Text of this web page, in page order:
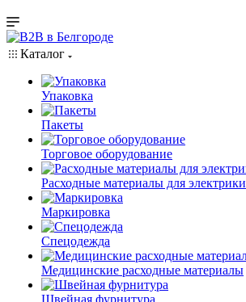
Каталог
Упаковка
Пакеты
Торговое оборудование
Расходные материалы для электрики
Маркировка
Спецодежда
Медицинские расходные материалы
Швейная фурнитура